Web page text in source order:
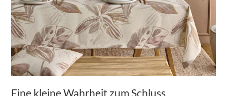
Eine kleine Wahrheit zum Schluss